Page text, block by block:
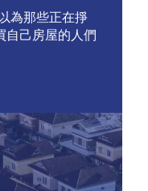
為那些正在掙
自己房屋的人們